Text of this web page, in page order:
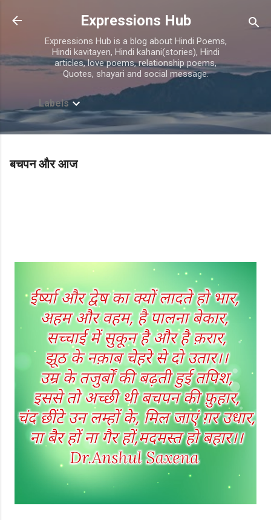
Skip to main content
Expressions Hub
Expressions Hub is a blog about Hindi Poems,
Hindi kavitayen, Hindi kahani(stories), Hindi
articles, love poems, relationship poems,
Quotes, shayari and social message.
Labels
बचपन और आज